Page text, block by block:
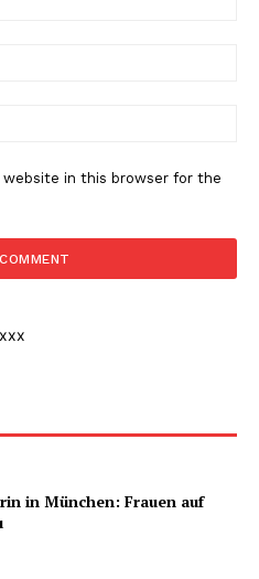
website in this browser for the
xxx
in München: Frauen auf